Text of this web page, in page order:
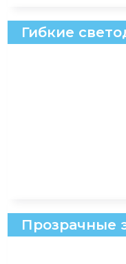
Гибкие
Прозрачные